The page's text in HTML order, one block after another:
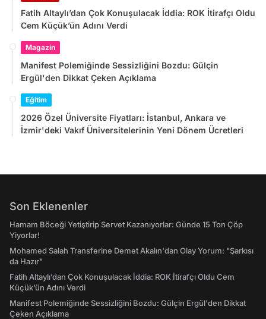
Fatih Altaylı’dan Çok Konuşulacak İddia: ROK İtirafçı Oldu
Cem Küçük’ün Adını Verdi
Magazin
Manifest Polemiğinde Sessizliğini Bozdu: Gülçin
Ergül'den Dikkat Çeken Açıklama
Eğitim
2026 Özel Üniversite Fiyatları: İstanbul, Ankara ve
İzmir'deki Vakıf Üniversitelerinin Yeni Dönem Ücretleri
Son Eklenenler
Hamam Böceği Yetiştirip Servet Kazanıyorlar: Günde 15 Ton Çöp
Yiyorlar!
Mohamed Salah Transferine Demet Akalın'dan Olay Yorum: "Şarkısı
da Hazır"
Fatih Altaylı’dan Çok Konuşulacak İddia: ROK İtirafçı Oldu Cem
Küçük’ün Adını Verdi
Manifest Polemiğinde Sessizliğini Bozdu: Gülçin Ergül'den Dikkat
Çeken Açıklama